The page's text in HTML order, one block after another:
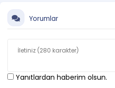
Yorumlar
Yanıtlardan haberim olsun.